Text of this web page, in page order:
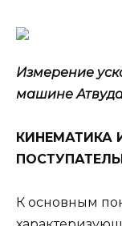
Измерение
машине
КИНЕМАТИКА
К основным